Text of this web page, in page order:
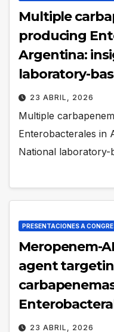
Multiple
producing
Argentina:
laboratory-
23 ABRIL, 2026
Multiple
Enterobacterales in
National laboratory-
PRESENTACIONES A
Meropenem-
agent
23 ABRIL, 2026